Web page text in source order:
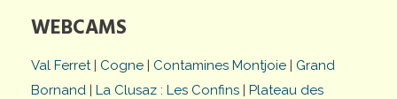
WEBCAMS
Val Ferret| Cogne | Contamines Montjoie | Grand
Bornand | La Clusaz : Les Confins | Plateau des